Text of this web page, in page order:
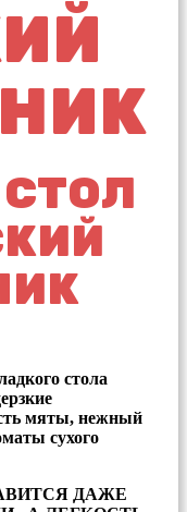
стола
мяты, нежный
сухого
ДАЖЕ